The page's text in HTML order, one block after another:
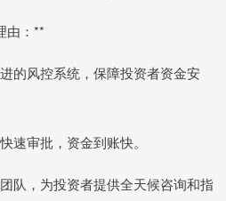
由：**
的风控系统，保障投资者资金安
速审批，资金到账快。
队，为投资者提供全天候咨询和指